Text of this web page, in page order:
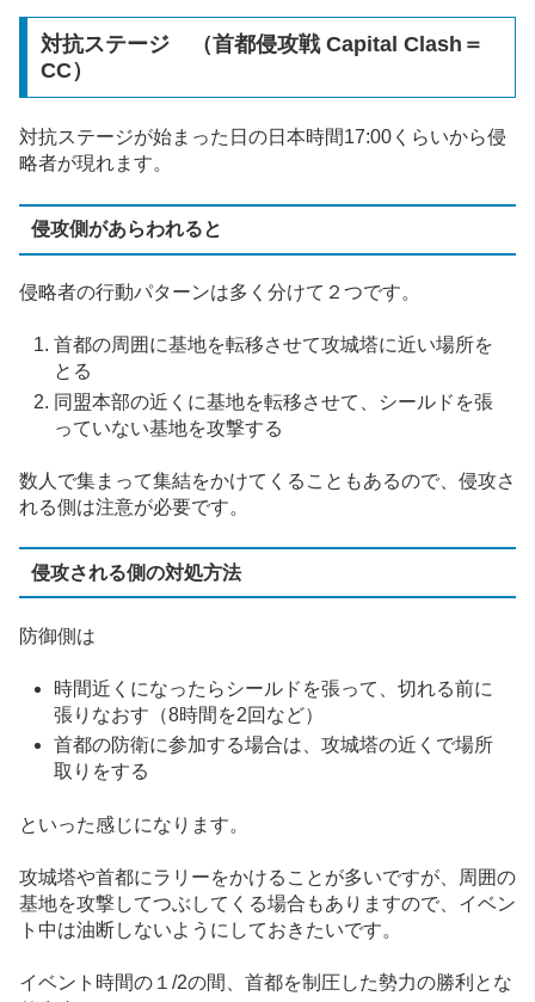
対抗ステージ （首都侵攻戦 Capital Clash＝
CC）
対抗ステージが始まった日の日本時間17:00くらいから侵
略者が現れます。
侵攻側があらわれると
侵略者の行動パターンは多く分けて２つです。
首都の周囲に基地を転移させて攻城塔に近い場所を
とる
同盟本部の近くに基地を転移させて、シールドを張
っていない基地を攻撃する
数人で集まって集結をかけてくることもあるので、侵攻さ
れる側は注意が必要です。
侵攻される側の対処方法
防御側は
時間近くになったらシールドを張って、切れる前に
張りなおす（8時間を2回など）
首都の防衛に参加する場合は、攻城塔の近くで場所
取りをする
といった感じになります。
攻城塔や首都にラリーをかけることが多いですが、周囲の
基地を攻撃してつぶしてくる場合もありますので、イベン
ト中は油断しないようにしておきたいです。
イベント時間の１/2の間、首都を制圧した勢力の勝利とな